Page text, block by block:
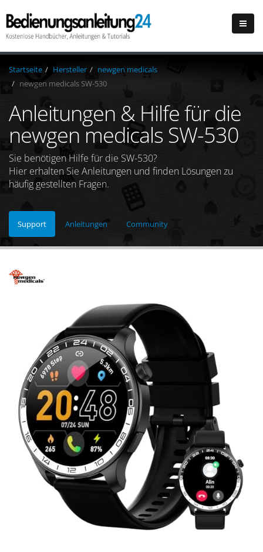
Startseite Hersteller
newgen medicals
newgen medicals SW-530
Anleitungen & Hilfe für die
newgen medicals SW-530
Sie benötigen Hilfe für die SW-530?
Hier erhalten Sie Anleitungen und finden Lösungen zu
häufig gestellten Fragen.
Support Anleitungen Community